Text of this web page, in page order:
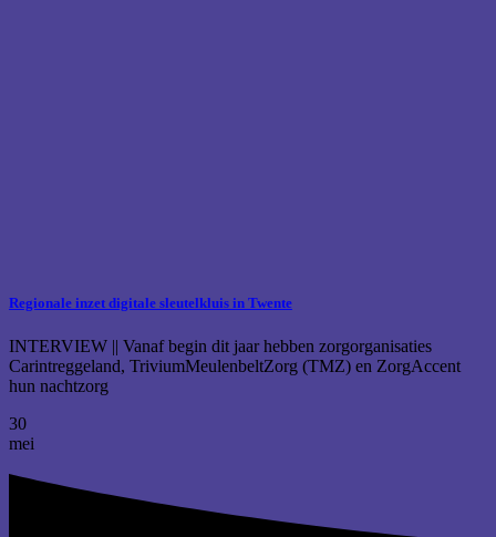
Regionale inzet digitale sleutelkluis in Twente
INTERVIEW || Vanaf begin dit jaar hebben zorgorganisaties
Carintreggeland, TriviumMeulenbeltZorg (TMZ) en ZorgAccent
hun nachtzorg
30
mei